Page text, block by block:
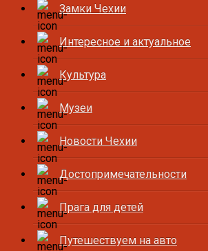
Замки Чехии
Интересное и актуальное
Культура
Музеи
Новости Чехии
Достопримечательности
Прага для детей
Путешествуем на авто